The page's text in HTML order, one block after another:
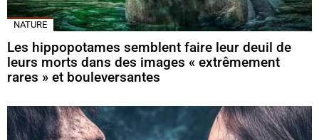
NATURE
Les hippopotames semblent faire leur deuil de
leurs morts dans des images « extrêmement
rares » et bouleversantes